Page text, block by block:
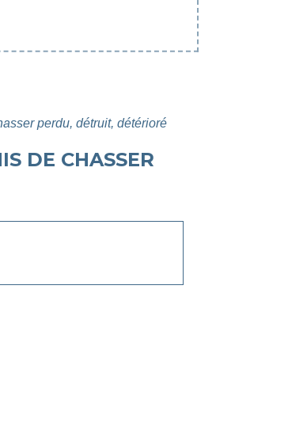
perdu, détruit, détérioré
DE CHASSER